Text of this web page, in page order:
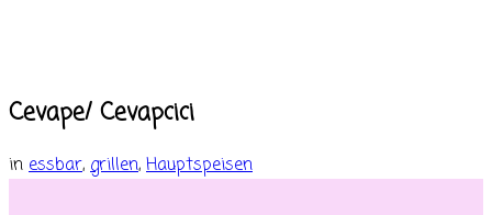
Cevape/ Cevapcici
in essbar, grillen, Hauptspeisen